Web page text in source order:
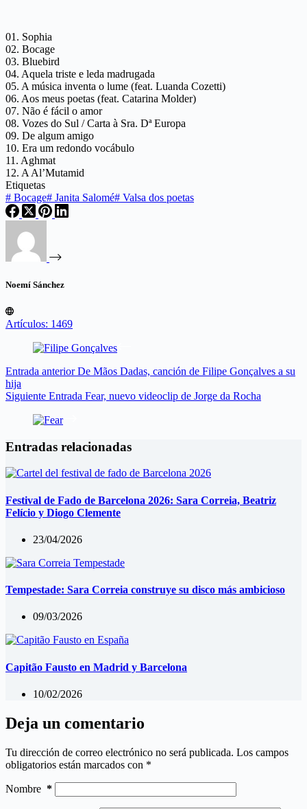
01. Sophia
02. Bocage
03. Bluebird
04. Aquela triste e leda madrugada
05. A música inventa o lume (feat. Luanda Cozetti)
06. Aos meus poetas (feat. Catarina Molder)
07. Não é fácil o amor
08. Vozes do Sul / Carta à Sra. Dª Europa
09. De algum amigo
10. Era um redondo vocábulo
11. Aghmat
12. A Al’Mutamid
Etiquetas
# Bocage# Janita Salomé# Valsa dos poetas
Noemí Sánchez
Artículos: 1469
Entrada anteriorDe Mãos Dadas, canción de Filipe Gonçalves a su
hija
Siguiente Entrada Fear, nuevo videoclip de Jorge da Rocha
Entradas relacionadas
Festival de Fado de Barcelona 2026: Sara Correia, Beatriz
Felício y Diogo Clemente
23/04/2026
Tempestade: Sara Correia construye su disco más ambicioso
09/03/2026
Capitão Fausto en Madrid y Barcelona
10/02/2026
Deja un comentario
Tu dirección de correo electrónico no será publicada. Los campos
obligatorios están marcados con *
Nombre *